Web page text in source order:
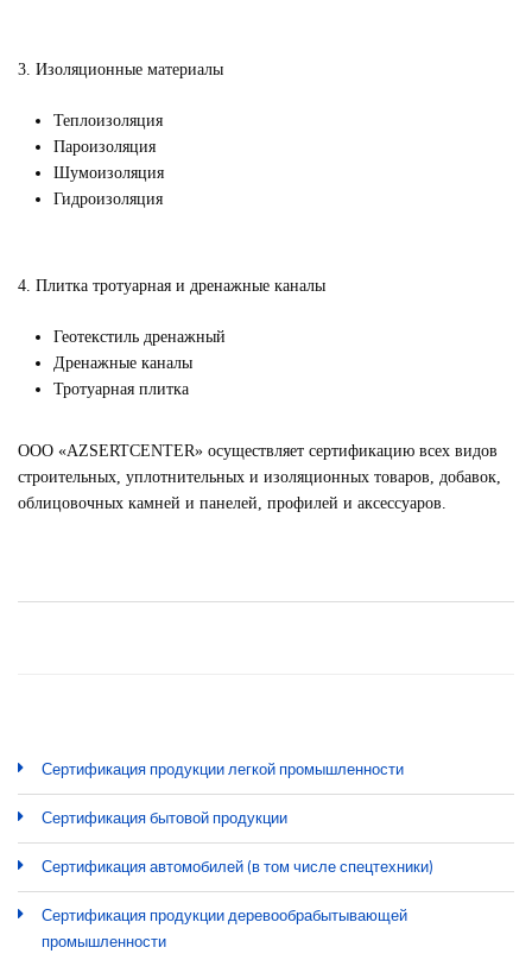
3. Изоляционные материалы
Теплоизоляция
Пароизоляция
Шумоизоляция
Гидроизоляция
4. Плитка тротуарная и дренажные каналы
Геотекстиль дренажный
Дренажные каналы
Тротуарная плитка
ООО «AZSERTCENTER» осуществляет сертификацию всех видов
строительных, уплотнительных и изоляционных товаров, добавок,
облицовочных камней и панелей, профилей и аксессуаров.
Сертификация продукции легкой промышленности
Сертификация бытовой продукции
Сертификация автомобилей (в том числе спецтехники)
Сертификация продукции деревообрабытывающей
промышленности